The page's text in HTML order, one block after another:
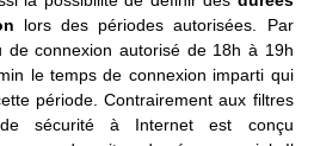
lors des périodes autorisées. Par
de connexion autorisé de 18h à 19h
le temps de connexion imparti qui
période. Contrairement aux filtres
sécurité à Internet est conçu